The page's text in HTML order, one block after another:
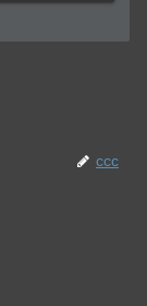
ccc